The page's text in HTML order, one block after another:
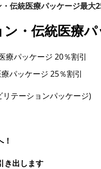
伝統医療パッケージ最大
・伝統医療
療パッケージ 20％割引
パッケージ 25％割引
テーションパッケージ)
き出します